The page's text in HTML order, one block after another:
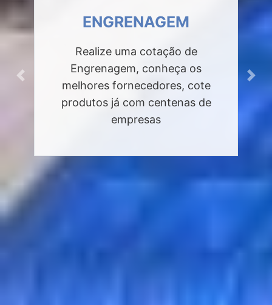
ENGRENAGEM
Realize uma cotação de
Engrenagem, conheça os
melhores fornecedores, cote
produtos já com centenas de
empresas
Previous Next